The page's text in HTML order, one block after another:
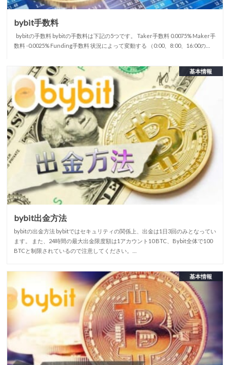
bybit手数料
bybitの手数料 bybitの手数料は下記の5つです。 Taker手数料 0.0075% Maker手
数料 -0.0025% Funding手数料 状況によって変動する （0:00、8:00、16:00の…
基本情報
bybit出金方法
bybitの出金方法 bybitではセキュリティの関係上、出金は1日3回のみとなってい
ます。 また、24時間の最大出金限度額は1アカウント10 BTC、Bybit全体で100
BTCと制限されているので注意してください。…
基本情報